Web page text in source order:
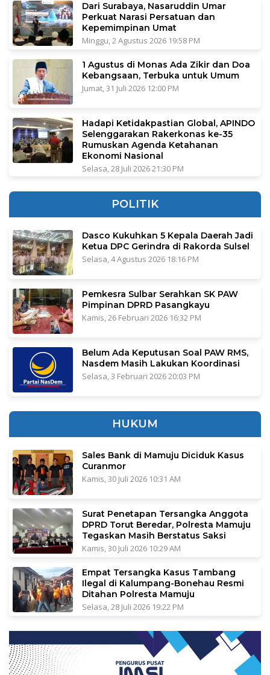
Dari Surabaya, Nasaruddin Umar
Perkuat Narasi Persatuan dan
Kepemimpinan Umat
Minggu, 2 Agustus 2026 19:58 PM
1 Agustus di Monas Ada Zikir dan Doa
Kebangsaan, Terbuka untuk Umum
Jumat, 31 Juli 2026 12:00 PM
Hadapi Ketidakpastian Global, APINDO
Selenggarakan Rakerkonas ke-35
Rumuskan Agenda Ketahanan
Ekonomi Nasional
Selasa, 28 Juli 2026 21:30 PM
POLITIK
Dasco Kukuhkan 5 Kepala Daerah Jadi
Ketua DPC Gerindra di Rakorda Sulsel
Selasa, 4 Agustus 2026 18:16 PM
Pemkesra Sulbar Serahkan SK PAW
Pimpinan DPRD Pasangkayu
Kamis, 26 Februari 2026 16:32 PM
Belum Ada Keputusan Soal PAW RMS,
Nasdem Masih Lakukan Koordinasi
Selasa, 3 Februari 2026 20:03 PM
HUKUM
Sales Bank di Mamuju Diciduk Kasus
Curanmor
Kamis, 30 Juli 2026 10:31 AM
Surat Penetapan Tersangka Anggota
DPRD Torut Beredar, Polresta Mamuju
Tegaskan Masih Berstatus Saksi
Kamis, 30 Juli 2026 10:29 AM
Empat Tersangka Kasus Tambang
Ilegal di Kalumpang-Bonehau Resmi
Ditahan Polresta Mamuju
Selasa, 28 Juli 2026 19:22 PM